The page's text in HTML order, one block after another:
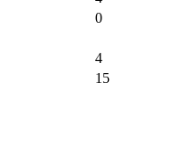
0
4
15